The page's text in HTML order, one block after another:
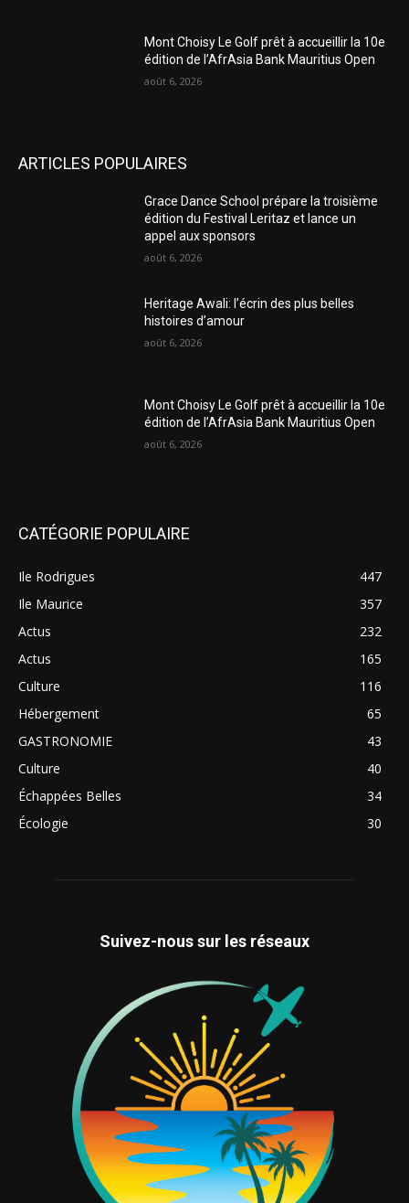
Mont Choisy Le Golf prêt à accueillir la 10e
édition de l’AfrAsia Bank Mauritius Open
août 6, 2026
ARTICLES POPULAIRES
Grace Dance School prépare la troisième
édition du Festival Leritaz et lance un
appel aux sponsors
août 6, 2026
Heritage Awali: l’écrin des plus belles
histoires d’amour
août 6, 2026
Mont Choisy Le Golf prêt à accueillir la 10e
édition de l’AfrAsia Bank Mauritius Open
août 6, 2026
CATÉGORIE POPULAIRE
Ile Rodrigues
447
Ile Maurice
357
Actus
232
Actus
165
Culture
116
Hébergement
65
GASTRONOMIE
43
Culture
40
Échappées Belles
34
Écologie
30
Suivez-nous sur les réseaux